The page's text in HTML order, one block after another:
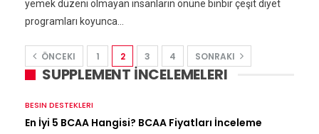
yemek düzeni olmayan insanların önüne binbir çeşit diyet
programları koyunca…
ÖNCEKI 1 2 3 4 SONRAKI
SUPPLEMENT İNCELEMELERI
BESIN DESTEKLERI
En İyi 5 BCAA Hangisi? BCAA Fiyatları İnceleme